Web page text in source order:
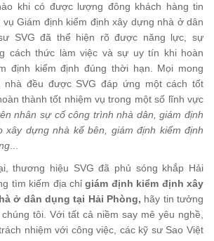
khi có được lượng đông khách hàng tin
Giám định kiểm định xây dựng nhà ở dân
SVG đã thể hiện rõ được năng lực, sự
cách thức làm việc và sự uy tín khi hoàn
định kiểm định đúng thời hạn. Mọi mong
nhà đều được SVG đáp ứng một cách tốt
thành tốt nhiệm vụ trong một số lĩnh vực
nhân sự cố công trình nhà dân, giám định
xây dựng nhà kế bên, giám định kiểm định
...
thương hiệu SVG đã phủ sóng khắp Hải
tìm kiếm địa chỉgiám định kiểm định xây
ở dân dụng tại Hải Phòng, hãy tin tưởng
tôi. Với tất cả niềm say mê yêu nghề,
nhiệm với công việc, các kỹ sư Sao Việt